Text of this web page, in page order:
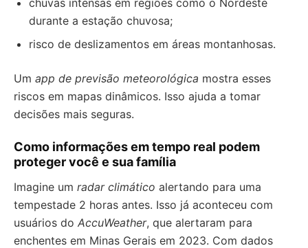
durante a estação chuvosa;
risco de deslizamentos em áreas montanhosas.
Um app de previsão meteorológica mostra esses
riscos em mapas dinâmicos. Isso ajuda a tomar
decisões mais seguras.
Como informações em tempo real podem
proteger você e sua família
Imagine um radar climático alertando para uma
tempestade 2 horas antes. Isso já aconteceu com
usuários do AccuWeather, que alertaram para
enchentes em Minas Gerais em 2023. Com dados